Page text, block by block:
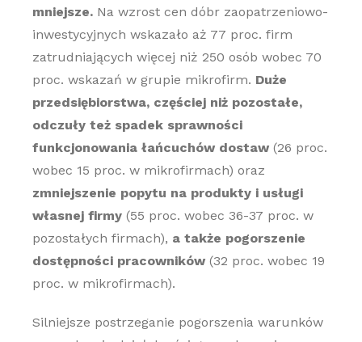
mniejsze.Na wzrost cen dóbr zaopatrzeniowo-
inwestycyjnych wskazało aż 77 proc. firm
zatrudniających więcej niż 250 osób wobec 70
proc. wskazań w grupie mikrofirm. Duże
przedsiębiorstwa, częściej niż pozostałe,
odczuły też spadek sprawności
funkcjonowania łańcuchów dostaw(26 proc.
wobec 15 proc. w mikrofirmach) oraz
zmniejszenie popytu na produkty i usługi
własnej firmy(55 proc. wobec 36-37 proc. w
pozostałych firmach), a także pogorszenie
dostępności pracowników(32 proc. wobec 19
proc. w mikrofirmach).
Silniejsze postrzeganie pogorszenia warunków